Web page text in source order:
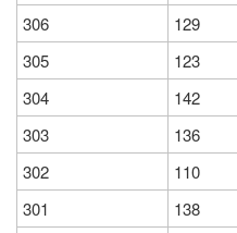
306
129
305
123
304
142
303
136
302
110
301
138